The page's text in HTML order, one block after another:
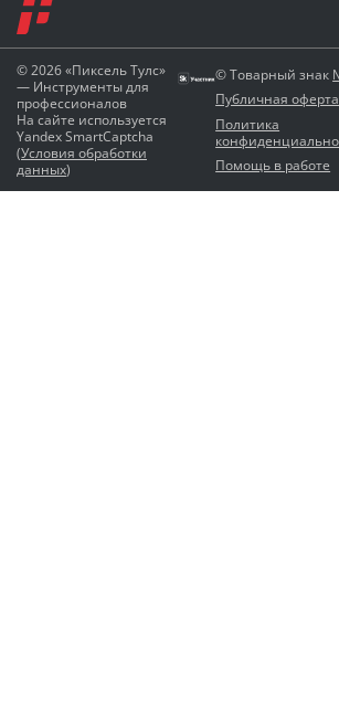
© 2026 «Пиксель Тулс»
— Инструменты для
профессионалов
На сайте используется
Yandex SmartCaptcha
(Условия обработки
данных)
© Товарный знак
Публичная оферта
Политика
Помощь в работе